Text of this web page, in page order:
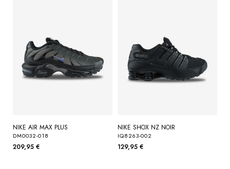
NIKE AIR MAX PLUS
DM0032-018
209,95 €
NIKE SHOX NZ NOIR
IQ8263-002
129,95 €